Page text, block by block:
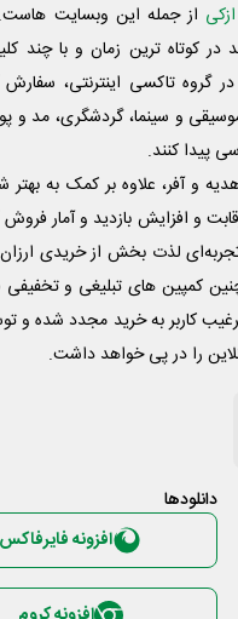
ازکی از جمله این وبسایت ‌هاست.
در کوتاه ترین زمان و با چند
گروه تاکسی اینترنتی، سفارش
موسیقی و سینما، گردشگری، مد و
پیدا کنند.
و آفر، علاوه بر کمک به
و افزایش بازدید و آمار
لذت بخش از خریدی
کمپین های تبلیغی و
کاربر به خرید مجدد شده و
را در پی خواهد داشت.
دانلود‌ها
افزونه فایرفاکس